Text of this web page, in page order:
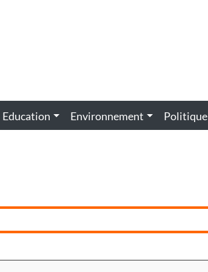
Education Environnement Politique